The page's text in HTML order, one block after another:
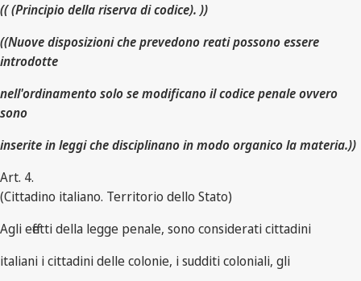
(( (Principio della riserva di codice). ))
((Nuove disposizioni che prevedono reati possono essere
introdotte
nell'ordinamento solo se modificano il codice penale ovvero
sono
inserite in leggi che disciplinano in modo organico la materia.))
Art. 4.
(Cittadino italiano. Territorio dello Stato)
Agli effetti della legge penale, sono considerati cittadini
italiani i cittadini delle colonie, i sudditi coloniali, gli